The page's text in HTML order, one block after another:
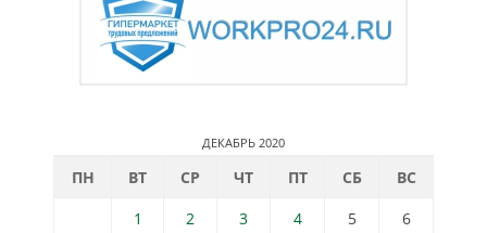
ДЕКАБРЬ 2020
ПН ВТ СР ЧТ ПТ СБ
ВС
1
2 3 4 5
6